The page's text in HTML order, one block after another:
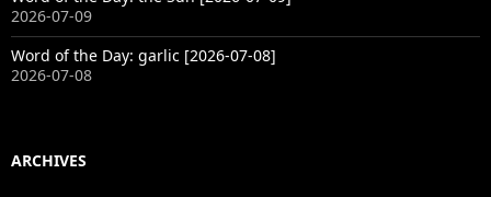
2026-07-09
Word of the Day: garlic [2026-07-08]
2026-07-08
ARCHIVES